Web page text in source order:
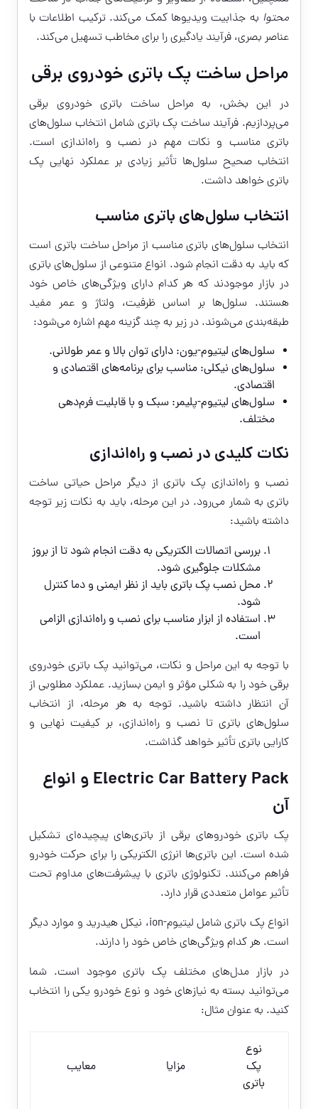
محتوا به جذابیت ویدیوها کمک می‌کند. ترکیب اطلاعات با
عناصر بصری، فرآیند یادگیری را برای مخاطب تسهیل می‌کند.
مراحل ساخت پک باتری خودروی برقی
در این بخش، به مراحل ساخت باتری خودروی برقی
می‌پردازیم. فرآیند ساخت پک باتری شامل انتخاب سلول‌های
باتری مناسب و نکات مهم در نصب و راه‌اندازی است.
انتخاب صحیح سلول‌ها تأثیر زیادی بر عملکرد نهایی پک
باتری خواهد داشت.
انتخاب سلول‌های باتری مناسب
انتخاب سلول‌های باتری مناسب از مراحل ساخت باتری است
که باید به دقت انجام شود. انواع متنوعی از سلول‌های باتری
در بازار موجودند که هر کدام دارای ویژگی‌های خاص خود
هستند. سلول‌ها بر اساس ظرفیت، ولتاژ و عمر مفید
طبقه‌بندی می‌شوند. در زیر به چند گزینه مهم اشاره می‌شود:
سلول‌های لیتیوم-یون: دارای توان بالا و عمر طولانی.
سلول‌های نیکلی: مناسب برای برنامه‌های اقتصادی و
اقتصادی.
سلول‌های لیتیوم-پلیمر: سبک و با قابلیت فرم‌دهی
مختلف.
نکات کلیدی در نصب و راه‌اندازی
نصب و راه‌اندازی پک باتری از دیگر مراحل حیاتی ساخت
باتری به شمار می‌رود. در این مرحله، باید به نکات زیر توجه
داشته باشید:
بررسی اتصالات الکتریکی به دقت انجام شود تا از بروز
مشکلات جلوگیری شود.
محل نصب پک باتری باید از نظر ایمنی و دما کنترل
شود.
استفاده از ابزار مناسب برای نصب و راه‌اندازی الزامی
است.
با توجه به این مراحل و نکات، می‌توانید پک باتری خودروی
برقی خود را به شکلی مؤثر و ایمن بسازید. عملکرد مطلوبی از
آن انتظار داشته باشید. توجه به هر مرحله، از انتخاب
سلول‌های باتری تا نصب و راه‌اندازی، بر کیفیت نهایی و
کارایی باتری تأثیر خواهد گذاشت.
Electric Car Battery Pack و انواع
آن
پک باتری خودروهای برقی از باتری‌های پیچیده‌ای تشکیل
شده است. این باتری‌ها انرژی الکتریکی را برای حرکت خودرو
فراهم می‌کنند. تکنولوژی باتری با پیشرفت‌های مداوم تحت
تأثیر عوامل متعددی قرار دارد.
انواع پک باتری شامل لیتیوم-ion، نیکل هیدرید و موارد دیگر
است. هر کدام ویژگی‌های خاص خود را دارند.
در بازار مدل‌های مختلف پک باتری موجود است. شما
می‌توانید بسته به نیازهای خود و نوع خودرو یکی را انتخاب
کنید. به عنوان مثال:
نوع
پک
باتری
مزایا معایب